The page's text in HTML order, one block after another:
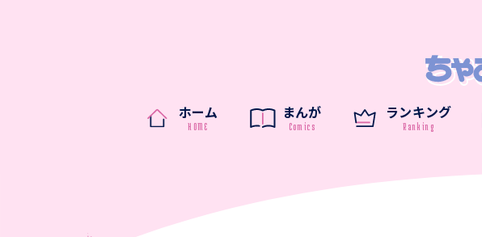
ホーム まんが ランキング